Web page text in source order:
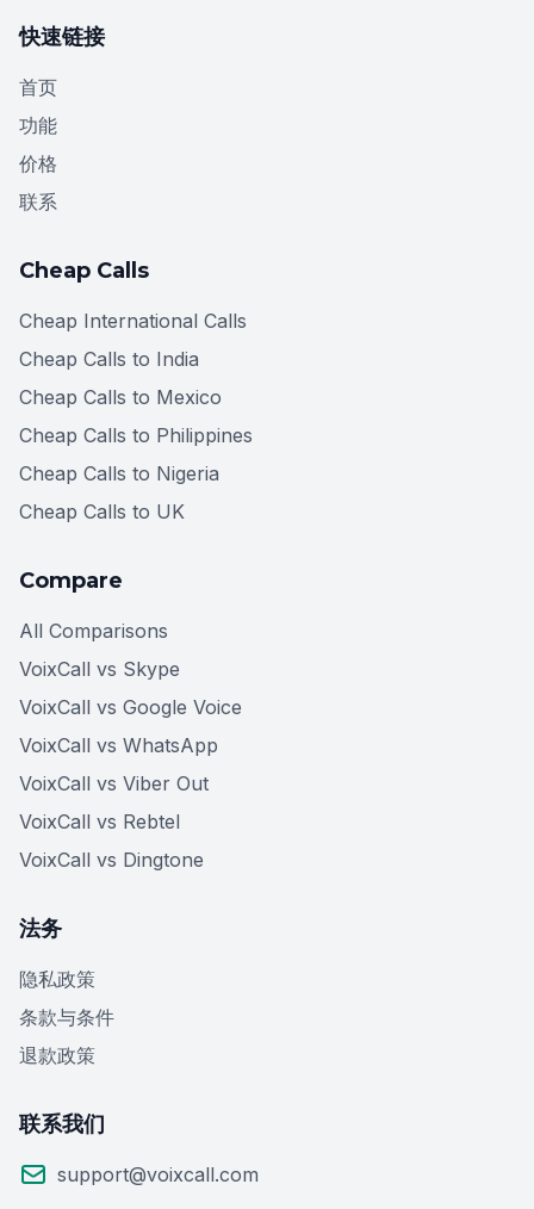
快速链接
首页
功能
价格
联系
Cheap Calls
Cheap International Calls
Cheap Calls to India
Cheap Calls to Mexico
Cheap Calls to Philippines
Cheap Calls to Nigeria
Cheap Calls to UK
Compare
All Comparisons
VoixCall vs Skype
VoixCall vs Google Voice
VoixCall vs WhatsApp
VoixCall vs Viber Out
VoixCall vs Rebtel
VoixCall vs Dingtone
法务
隐私政策
条款与条件
退款政策
联系我们
support@voixcall.com